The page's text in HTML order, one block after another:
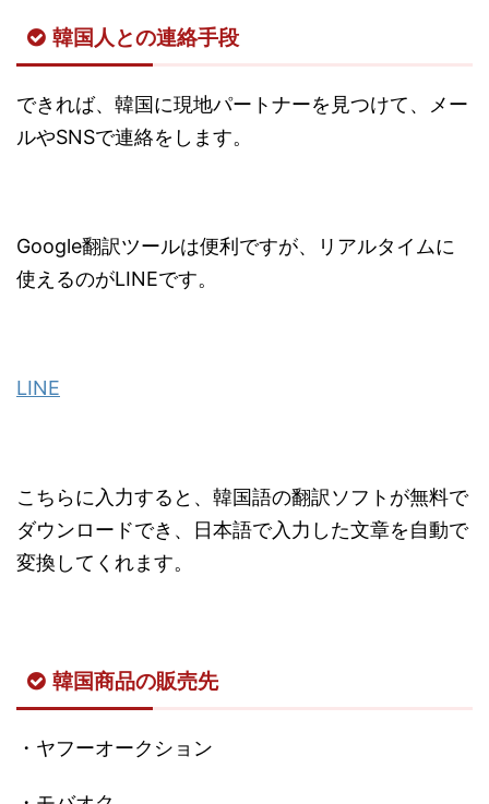
韓国人との連絡手段
できれば、韓国に現地パートナーを見つけて、メー
ルやSNSで連絡をします。
Google翻訳ツールは便利ですが、リアルタイムに
使えるのがLINEです。
LINE
こちらに入力すると、韓国語の翻訳ソフトが無料で
ダウンロードでき、日本語で入力した文章を自動で
変換してくれます。
韓国商品の販売先
・ヤフーオークション